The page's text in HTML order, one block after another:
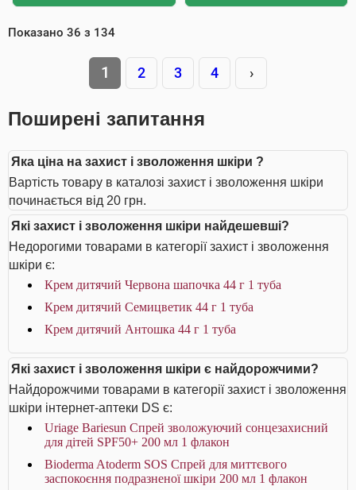
Показано 36 з 134
1 2 3 4 ›
Поширені запитання
Яка ціна на захист і зволоження шкіри ?
Вартість товару в каталозі захист і зволоження шкіри
починається від 20 грн.
Які захист і зволоження шкіри найдешевші?
Недорогими товарами в категорії захист і зволоження
шкіри є:
Крем дитячий Червона шапочка 44 г 1 туба
Крем дитячий Семицветик 44 г 1 туба
Крем дитячий Антошка 44 г 1 туба
Які захист і зволоження шкіри є найдорожчими?
Найдорожчими товарами в категорії захист і зволоження
шкіри інтернет-аптеки DS є:
Uriage Bariesun Спрей зволожуючий сонцезахисний
для дітей SPF50+ 200 мл 1 флакон
Bioderma Atoderm SOS Спрей для миттєвого
заспокоєння подразненої шкіри 200 мл 1 флакон